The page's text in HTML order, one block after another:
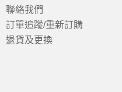
聯絡我們
訂單追蹤/重新訂購
退貨及更換